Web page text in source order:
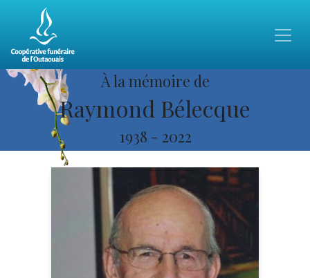
À la mémoire de
Raymond Bélecque
1938 - 2022